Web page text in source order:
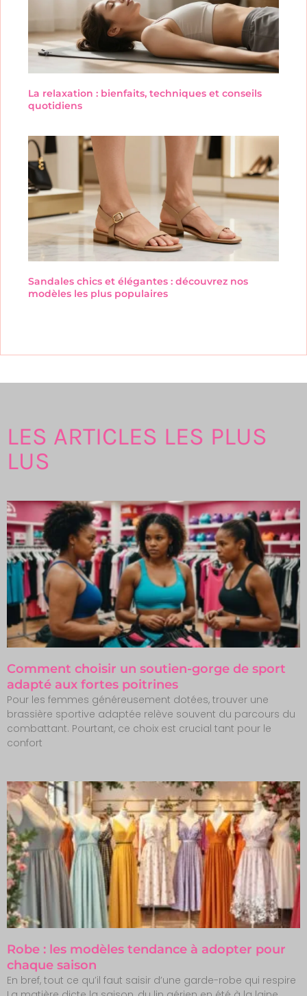
La relaxation : bienfaits, techniques et conseils
quotidiens
Sandales chics et élégantes : découvrez nos
modèles les plus populaires
LES ARTICLES LES PLUS
LUS
Comment choisir un soutien-gorge de sport
adapté aux fortes poitrines
Pour les femmes généreusement dotées, trouver une
brassière sportive adaptée relève souvent du parcours du
combattant. Pourtant, ce choix est crucial tant pour le
confort
Robe : les modèles tendance à adopter pour
chaque saison
En bref, tout ce qu’il faut saisir d’une garde-robe qui respire